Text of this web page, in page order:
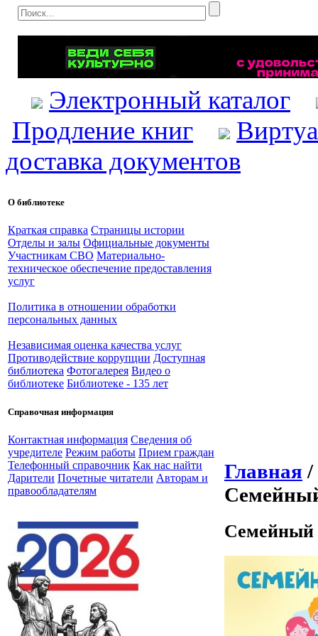
Электронный каталог
Продление книг
доставка документов
О библиотеке
Краткая справка Страницы истории
Отделы и залы Официальные документы
Участникам СВО Материально-
техническое обеспечение предоставления
услуг
Политика в отношении обработки
персональных данных
Независимая оценка качества услуг
Противодействие коррупции Доступная
библиотека Фотогалерея Видео о
библиотеке Библиотеке - 135 лет
Справочная информация
Контактная информация Сведения об
учредителе Режим работы Прием граждан
Телефонный справочник Как нас найти
Дарители Почетные читатели Авторам и
правообладателям
Главная /
Семейный